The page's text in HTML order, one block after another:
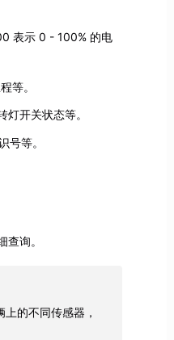
表示 0 - 100% 的电
等。
开关状态等。
号等。
询。
上的不同传感器，